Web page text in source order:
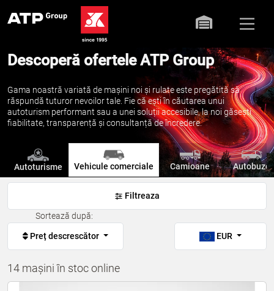
Descoperă ofertele ATP Group
Gama noastră variată de mașini noi și rulate este pregătită să
răspundă tuturor nevoilor tale. Fie că ești în căutarea unui
autoturism performant sau a unei soluții accesibile, la noi găsești
fiabilitate, transparență și consultanță de încredere.
Autoturisme Vehicule comerciale Camioane Autobuze
Filtreaza
Sortează după:
Preț descrescător EUR
14 mașini în stoc online